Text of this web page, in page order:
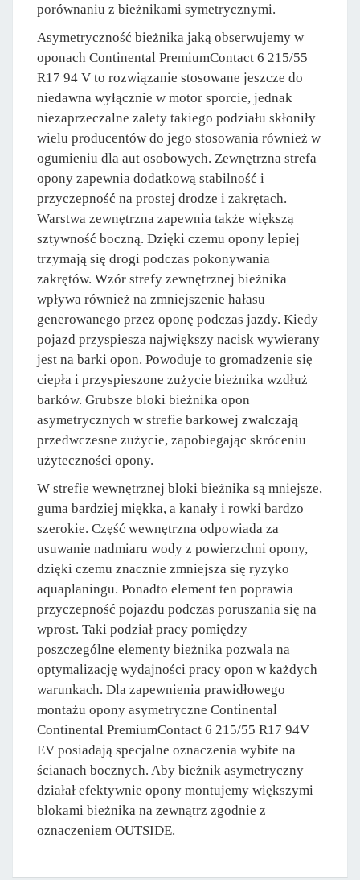
porównaniu z bieżnikami symetrycznymi.
Asymetryczność bieżnika jaką obserwujemy w
oponach Continental PremiumContact 6 215/55
R17 94 V to rozwiązanie stosowane jeszcze do
niedawna wyłącznie w motor sporcie, jednak
niezaprzeczalne zalety takiego podziału skłoniły
wielu producentów do jego stosowania również w
ogumieniu dla aut osobowych. Zewnętrzna strefa
opony zapewnia dodatkową stabilność i
przyczepność na prostej drodze i zakrętach.
Warstwa zewnętrzna zapewnia także większą
sztywność boczną. Dzięki czemu opony lepiej
trzymają się drogi podczas pokonywania
zakrętów. Wzór strefy zewnętrznej bieżnika
wpływa również na zmniejszenie hałasu
generowanego przez oponę podczas jazdy. Kiedy
pojazd przyspiesza największy nacisk wywierany
jest na barki opon. Powoduje to gromadzenie się
ciepła i przyspieszone zużycie bieżnika wzdłuż
barków. Grubsze bloki bieżnika opon
asymetrycznych w strefie barkowej zwalczają
przedwczesne zużycie, zapobiegając skróceniu
użyteczności opony.
W strefie wewnętrznej bloki bieżnika są mniejsze,
guma bardziej miękka, a kanały i rowki bardzo
szerokie. Część wewnętrzna odpowiada za
usuwanie nadmiaru wody z powierzchni opony,
dzięki czemu znacznie zmniejsza się ryzyko
aquaplaningu. Ponadto element ten poprawia
przyczepność pojazdu podczas poruszania się na
wprost. Taki podział pracy pomiędzy
poszczególne elementy bieżnika pozwala na
optymalizację wydajności pracy opon w każdych
warunkach. Dla zapewnienia prawidłowego
montażu opony asymetryczne Continental
Continental PremiumContact 6 215/55 R17 94V
EV posiadają specjalne oznaczenia wybite na
ścianach bocznych. Aby bieżnik asymetryczny
działał efektywnie opony montujemy większymi
blokami bieżnika na zewnątrz zgodnie z
oznaczeniem OUTSIDE.